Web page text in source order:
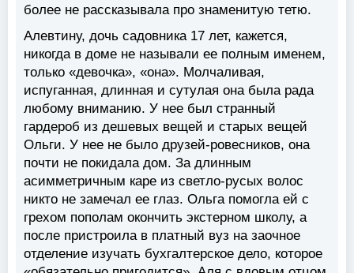
более не рассказывала про знаменитую тетю.
Алевтину, дочь садовника 17 лет, кажется,
никогда в доме не называли ее полным именем,
только «девочка», «она». Молчаливая,
испуганная, длинная и сутулая она была рада
любому вниманию. У нее был странный
гардероб из дешевых вещей и старых вещей
Ольги. У нее не было друзей-ровесников, она
почти не покидала дом. За длинным
асимметричным каре из светло-русых волос
никто не замечал ее глаз. Ольга помогла ей с
грехом пополам окончить экстерном школу, а
после пристроила в платный вуз на заочное
отделение изучать бухгалтерское дело, которое